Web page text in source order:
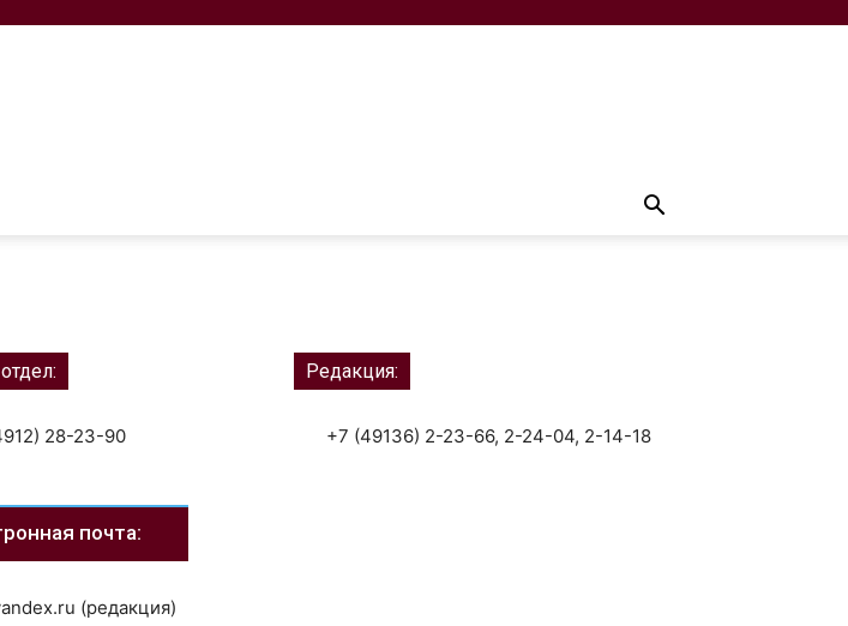
28-23-90
Редакция:
+7 (49136) 2-23-66, 2-24-04, 2-14-18
почта:
(редакция)